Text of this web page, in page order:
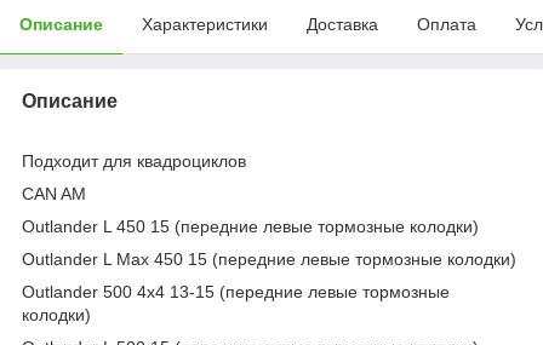
Описание Характеристики Доставка Оплата
Описание
Подходит для квадроциклов
CAN AM
Outlander L 450 15 (передние левые тормозные колодки)
Outlander L Max 450 15 (передние левые тормозные колодки)
Outlander 500 4x4 13-15 (передние левые тормозные
колодки)